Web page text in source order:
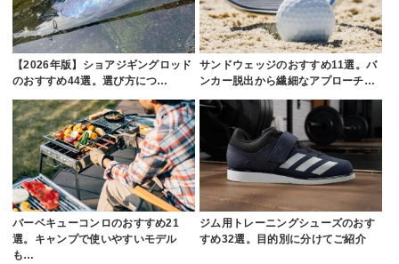
【2026年版】ショアジギングロッド
のおすすめ44選。選び方につ…
サンドウェッジのおすすめ11選。バ
ンカー脱出から繊細なアプローチ…
バーベキューコンロのおすすめ21
選。キャンプで使いやすいモデル
も…
ジム用トレーニングシューズのおす
すめ32選。目的別に分けてご紹介